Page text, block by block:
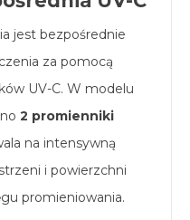
jest bezpośrednie
za pomocą
UV-C. W modelu
2 promienniki
na intensywną
i powierzchni
promieniowania.